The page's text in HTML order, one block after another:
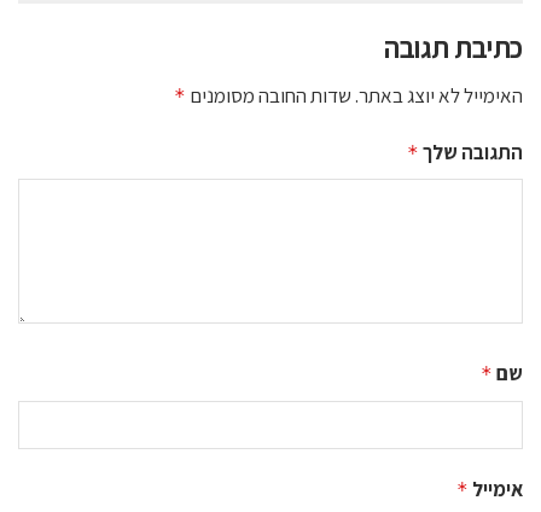
כתיבת תגובה
האימייל לא יוצג באתר.שדות החובה מסומנים *
התגובה שלך *
שם *
אימייל *